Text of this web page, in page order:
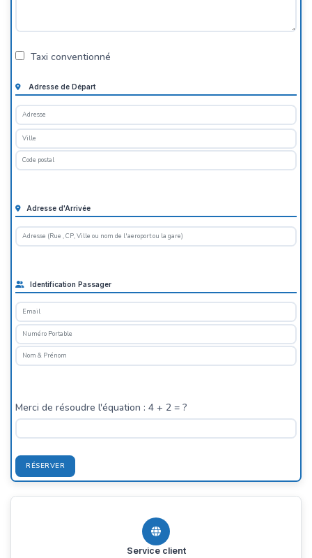
Taxi conventionné
Adresse de Départ
Adresse d'Arrivée
Identification Passager
Merci de résoudre l'équation : 4 + 2 = ?
RÉSERVER
Service client